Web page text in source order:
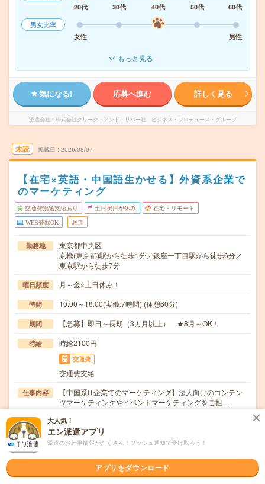
20代
30代 40代 50代
60代
男女比率
女性
男性
もっと見る
気になる! 応募へ進む 詳しく見る
派遣会社 株式会社クリーク・アンド・リバー社 ビジネス・プロデュース・グループ
未読 掲載日 2026/08/07
【在宅×英語・中国語生かせる】外資系企業で
のマーケティング
交通費別途支給あり 土日祝日が休み 在宅・リモート
WEB登録OK 派遣
勤務地
東京都中央区
京橋(東京都)駅から徒歩1分／銀座一丁目駅から徒歩6分／
東京駅から徒歩7分
曜日頻度 月～金※土日休み！
時間 10:00～18:00(実働:7時間) (休憩60分)
期間 【急募】即日～長期（3カ月以上） ★8月～OK！
時給 時給2100円
交通費
交通費支給
仕事内容
【中国系IT企業でのマーケティング】法人向けのコンテン
ツマーケティングやイベントマーケティングをご担…
応募資格
マーケティングや、外部向けに文章やPRなどのライティン
グ経験のある方。イベント運営の経験ある方歓迎で…
職場の雰囲気
年齢層
大人気！
エン派遣アプリ
派遣のお仕事情報がたくさん！プッシュ通知で受け取ろう！
アプリをダウンロード